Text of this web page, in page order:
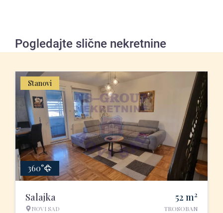
Pogledajte slične nekretnine
Stanovi
360°
Salajka
NOVI SAD
52 m2
TROSOBAN